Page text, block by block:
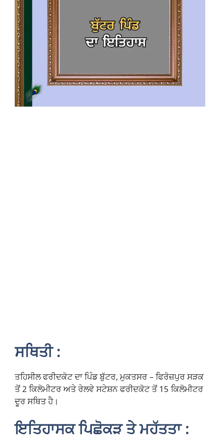
ਸਥਿਤੀ :
ਤਹਿਸੀਲ ਫਰੀਦਕੋਟ ਦਾ ਪਿੰਡ ਬੁੱਟਰ, ਮੁਕਤਸਰ – ਫਿਰੋਜ਼ਪੁਰ ਸੜਕ
ਤੋਂ 2 ਕਿਲੋਮੀਟਰ ਅਤੇ ਰੇਲਵੇ ਸਟੇਸ਼ਨ ਫਰੀਦਕੋਟ ਤੋਂ 15 ਕਿਲੋਮੀਟਰ
ਦੂਰ ਸਥਿਤ ਹੈ।
ਇਤਿਹਾਸਕ ਪਿਛੋਕੜ ਤੇ ਮਹੱਤਤਾ :